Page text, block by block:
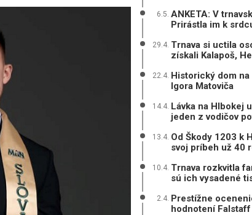
6.5. ANKETA: V
Prirástla im k
29.4. Trnava si uctila
získali Kalapoš,
22.4. Historický dom
Igora Matoviča
14.4. Lávka na Hlbokej
jeden z vodičov
13.4. Od Škody 1203 k
svoj príbeh už 40
10.4. Trnava rozkvitla
sú ich vysadené
2.4. Prestížne
hodnotení